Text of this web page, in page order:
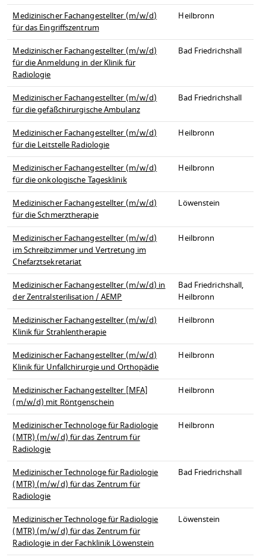
Medizinischer Fachangestellter (m/w/d)
für das Eingriffszentrum
Heilbronn
Medizinischer Fachangestellter (m/w/d)
für die Anmeldung in der Klinik für
Radiologie
Bad Friedrichshall
Medizinischer Fachangestellter (m/w/d)
für die gefäßchirurgische Ambulanz
Bad Friedrichshall
Medizinischer Fachangestellter (m/w/d)
für die Leitstelle Radiologie
Heilbronn
Medizinischer Fachangestellter (m/w/d)
für die onkologische Tagesklinik
Heilbronn
Medizinischer Fachangestellter (m/w/d)
für die Schmerztherapie
Löwenstein
Medizinischer Fachangestellter (m/w/d)
im Schreibzimmer und Vertretung im
Chefarztsekretariat
Heilbronn
Medizinischer Fachangestellter (m/w/d) in
der Zentralsterilisation / AEMP
Bad Friedrichshall,
Heilbronn
Medizinischer Fachangestellter (m/w/d)
Klinik für Strahlentherapie
Heilbronn
Medizinischer Fachangestellter (m/w/d)
Klinik für Unfallchirurgie und Orthopädie
Heilbronn
Medizinischer Fachangestellter [MFA]
(m/w/d) mit Röntgenschein
Heilbronn
Medizinischer Technologe für Radiologie
(MTR) (m/w/d) für das Zentrum für
Radiologie
Heilbronn
Medizinischer Technologe für Radiologie
(MTR) (m/w/d) für das Zentrum für
Radiologie
Bad Friedrichshall
Medizinischer Technologe für Radiologie
(MTR) (m/w/d) für das Zentrum für
Radiologie in der Fachklinik Löwenstein
Löwenstein